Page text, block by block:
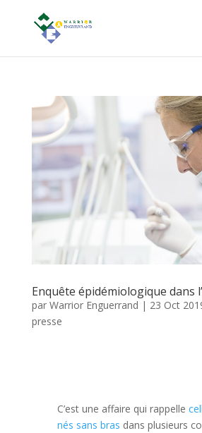
Enquête épidémiologique dans
par Warrior Enguerrand | 23 Oct
presse
C’est une affaire qui rappelle
nés sans bras dans plusieurs